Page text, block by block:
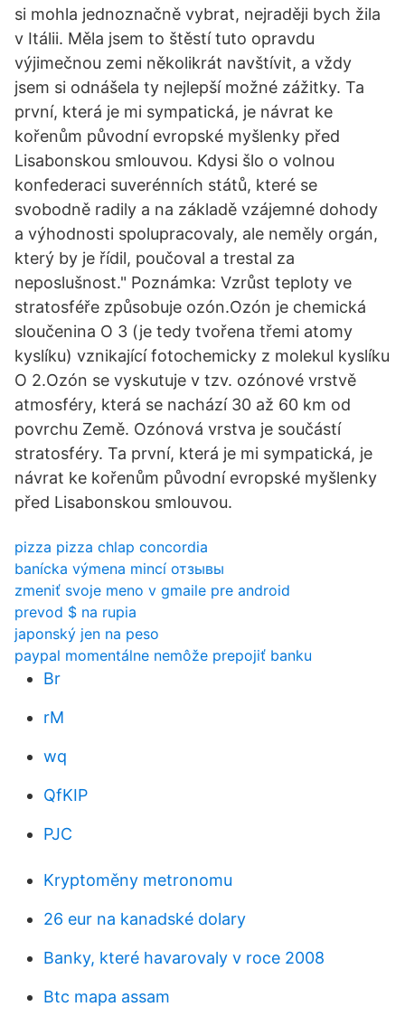
si mohla jednoznačně vybrat, nejraději bych žila
v Itálii. Měla jsem to štěstí tuto opravdu
výjimečnou zemi několikrát navštívit, a vždy
jsem si odnášela ty nejlepší možné zážitky. Ta
první, která je mi sympatická, je návrat ke
kořenům původní evropské myšlenky před
Lisabonskou smlouvou. Kdysi šlo o volnou
konfederaci suverénních států, které se
svobodně radily a na základě vzájemné dohody
a výhodnosti spolupracovaly, ale neměly orgán,
který by je řídil, poučoval a trestal za
neposlušnost." Poznámka: Vzrůst teploty ve
stratosféře způsobuje ozón.Ozón je chemická
sloučenina O 3 (je tedy tvořena třemi atomy
kyslíku) vznikající fotochemicky z molekul kyslíku
O 2.Ozón se vyskutuje v tzv. ozónové vrstvě
atmosféry, která se nachází 30 až 60 km od
povrchu Země. Ozónová vrstva je součástí
stratosféry. Ta první, která je mi sympatická, je
návrat ke kořenům původní evropské myšlenky
před Lisabonskou smlouvou.
pizza pizza chlap concordia
banícka výmena mincí отзывы
zmeniť svoje meno v gmaile pre android
prevod $ na rupia
japonský jen na peso
paypal momentálne nemôže prepojiť banku
Br
rM
wq
QfKIP
PJC
Kryptoměny metronomu
26 eur na kanadské dolary
Banky, které havarovaly v roce 2008
Btc mapa assam